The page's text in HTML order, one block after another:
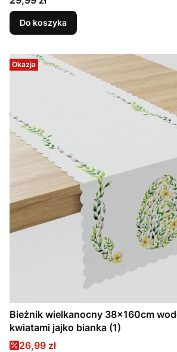
Do koszyka
Okazja
Bieżnik wielkanocny 38x160cm
kwiatami jajko bianka (1)
Cena promocyjna
26,99 zł